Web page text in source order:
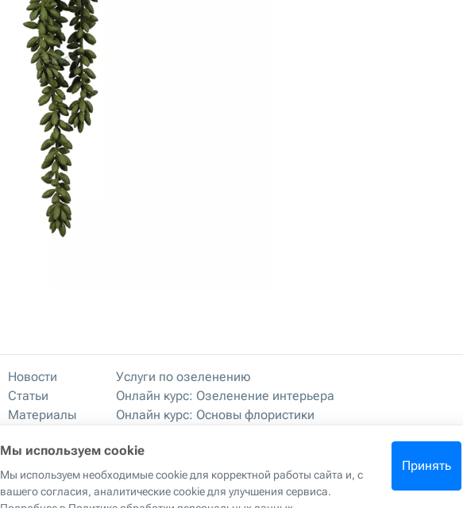
Новости
Статьи
Материалы
Услуги по озеленению
Онлайн курс: Озеленение интерьера
Онлайн курс: Основы флористики
Правила хранения и эксплуатации
Мы используем cookie
Мы используем необходимые cookie для корректной работы сайта и, с
вашего согласия, аналитические cookie для улучшения сервиса.
Принять